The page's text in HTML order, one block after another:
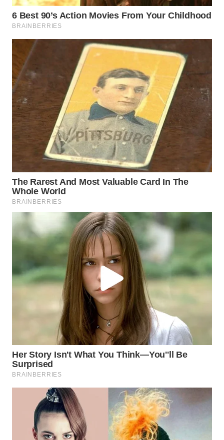
WN
TANJUNG
LESUNG
WN
KARO
WN
SIMALUNGUN
WN
LABUHANBATU
WN
TAPANULI
TENGAH
WN DELI
SERDANG
TEBING
TINGGI
WN
KARAWANG
WN
BOGOR